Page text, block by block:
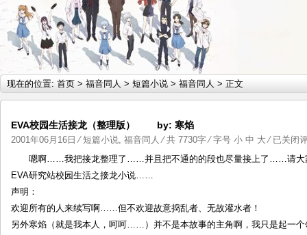
现在的位置: 首页 > 福音同人 > 短篇小说 > 福音同人 > 正文
EVA校园生活接龙（整理版） by: 寒焰
2001年06月16日 ⁄短篇小说, 福音同人 ⁄ 共 7730字 ⁄ 字号 小 中 大 ⁄ EVA
龙
已关闭
嗯啊……我把接龙整理了……并且把不通的的段也尽量接上了……请
EVA研究站校园生活之接龙小说……
声明：
欢迎所有的人来续写啊……但不欢迎故意捣乱者、无故灌水者！
另外寒焰（就是我本人，呵呵……）并不是本故事的主角啊，我只是起一